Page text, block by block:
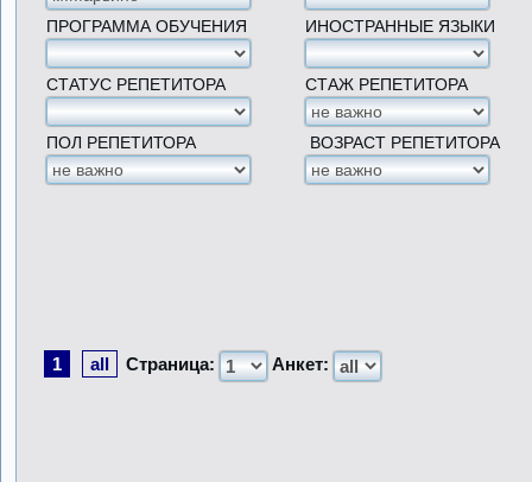
ПРОГРАММА ОБУЧЕНИЯ ИНОСТРАННЫЕ ЯЗЫКИ
СТАТУС РЕПЕТИТОРА СТАЖ РЕПЕТИТОРА
ПОЛ РЕПЕТИТОРА ВОЗРАСТ РЕПЕТИТОРА
1 all Страница: Анкет: